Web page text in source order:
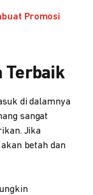
Promosi
Terbaik
di dalamnya
sangat
Jika
betah dan